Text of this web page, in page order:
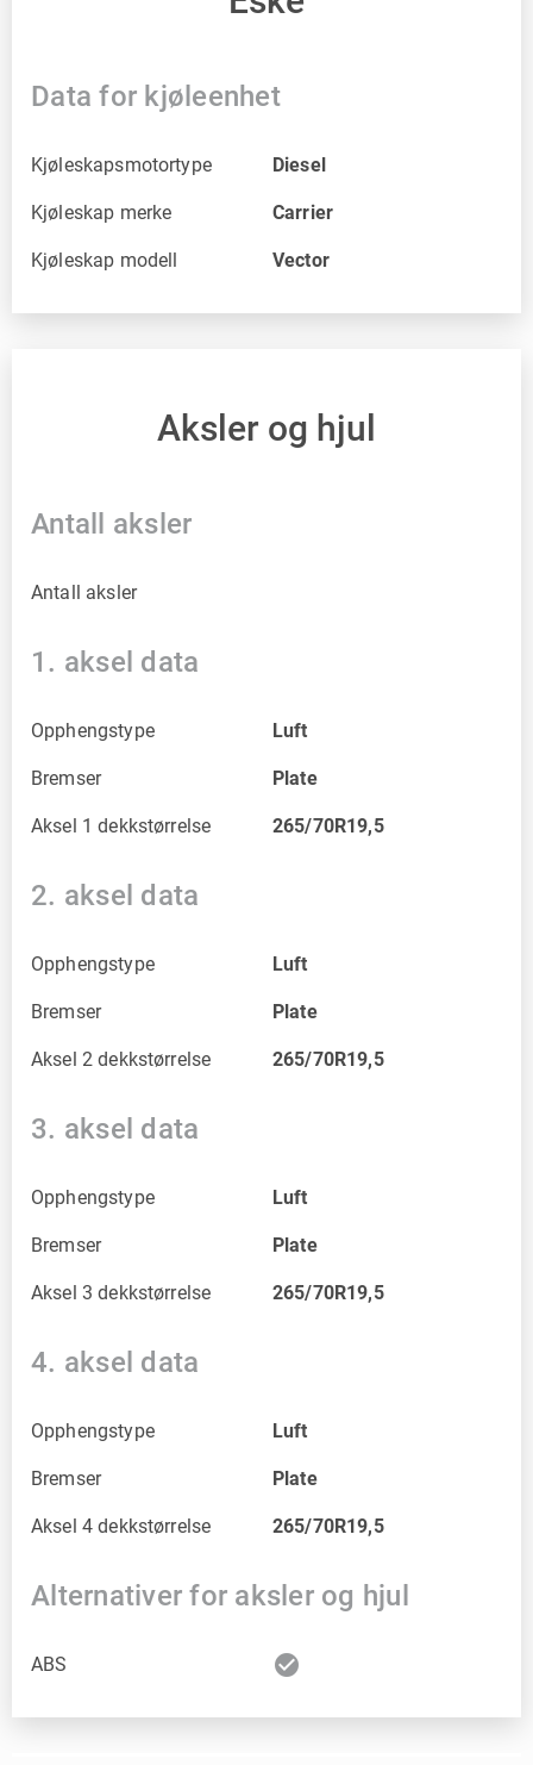
Data for kjøleenhet
Kjøleskapsmotortype Diesel
Kjøleskap merke Carrier
Kjøleskap modell Vector
Aksler og hjul
Antall aksler
Antall aksler
1. aksel data
Opphengstype Luft
Bremser Plate
Aksel 1 dekkstørrelse 265/70R19,5
2. aksel data
Opphengstype Luft
Bremser Plate
Aksel 2 dekkstørrelse 265/70R19,5
3. aksel data
Opphengstype Luft
Bremser Plate
Aksel 3 dekkstørrelse 265/70R19,5
4. aksel data
Opphengstype Luft
Bremser Plate
Aksel 4 dekkstørrelse 265/70R19,5
Alternativer for aksler og hjul
ABS check_circle